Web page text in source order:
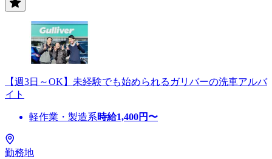
【週3日～OK】未経験でも始められるガリバーの洗車アルバ
イト
軽作業・製造系時給1,400円〜
勤務地